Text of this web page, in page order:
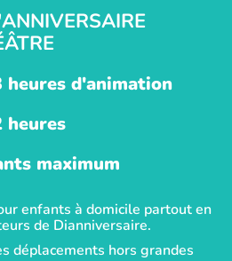
heures d'animation
heures
maximum
enfants à domicile partout en
de Dianniversaire.
déplacements hors grandes